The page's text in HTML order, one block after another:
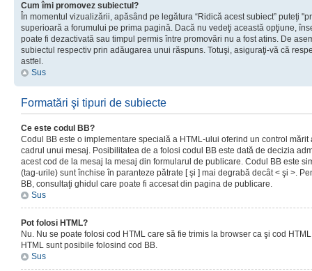
Cum îmi promovez subiectul?
În momentul vizualizării, apăsând pe legătura “Ridică acest subiect” puteţi
superioară a forumului pe prima pagină. Dacă nu vedeţi această opţiune,
poate fi dezactivată sau timpul permis între promovări nu a fost atins. De
subiectul respectiv prin adăugarea unui răspuns. Totuşi, asiguraţi-vă că
astfel.
Sus
Formatări şi tipuri de subiecte
Ce este codul BB?
Codul BB este o implementare specială a HTML-ului oferind un control
cadrul unui mesaj. Posibilitatea de a folosi codul BB este dată de decizia
acest cod de la mesaj la mesaj din formularul de publicare. Codul BB este
(tag-urile) sunt închise în paranteze pătrate [ şi ] mai degrabă decât < şi >.
BB, consultaţi ghidul care poate fi accesat din pagina de publicare.
Sus
Pot folosi HTML?
Nu. Nu se poate folosi cod HTML care să fie trimis la browser ca şi cod
HTML sunt posibile folosind cod BB.
Sus